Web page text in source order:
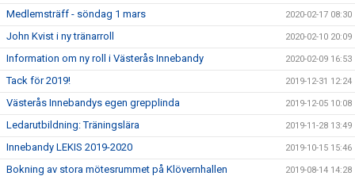
Medlemsträff - söndag 1 mars 2020-02-17 08:30
John Kvist i ny tränarroll 2020-02-10 20:09
Information om ny roll i Västerås Innebandy 2020-02-09 16:53
Tack för 2019! 2019-12-31 12:24
Västerås Innebandys egen grepplinda 2019-12-05 10:08
Ledarutbildning: Träningslära 2019-11-28 13:49
Innebandy LEKIS 2019-2020 2019-10-15 15:46
Bokning av stora mötesrummet på Klövernhallen 2019-08-14 14:28